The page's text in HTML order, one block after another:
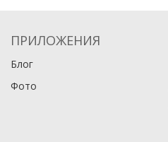
ПРИЛОЖЕНИЯ
Блог
Фото